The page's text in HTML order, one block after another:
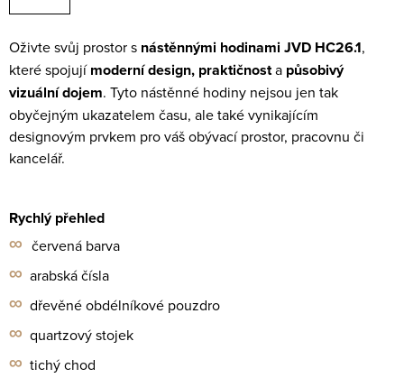
Oživte svůj prostor s nástěnnými hodinami JVD HC26.1,
které spojujímoderní design, praktičnosta působivý
vizuální dojem. Tyto nástěnné hodiny nejsou jen tak
obyčejným ukazatelem času, ale také vynikajícím
designovým prvkem pro váš obývací prostor, pracovnu či
kancelář.
Rychlý přehled
∞ červená barva
∞ arabská čísla
∞ dřevěné obdélníkové pouzdro
∞ quartzový stojek
∞ tichý chod